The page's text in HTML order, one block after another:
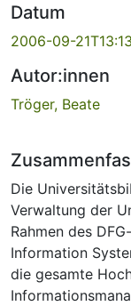
Datum
2006-09-
Autor:innen
Tröger, Beate
Die
Verwaltung der
Rahmen des
Information
die gesamte